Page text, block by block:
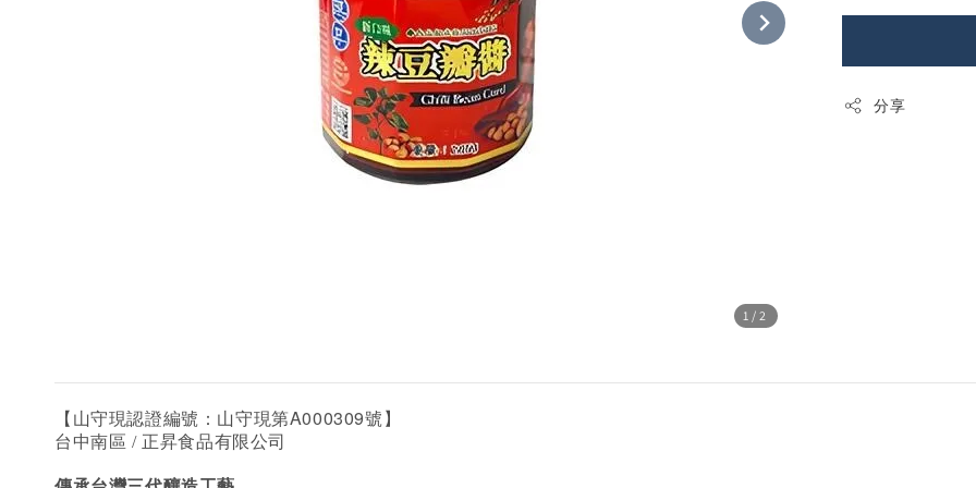
1 /2
分享
【山守現認證編號：山守現第A000309號】
台中南區 / 正昇食品有限公司